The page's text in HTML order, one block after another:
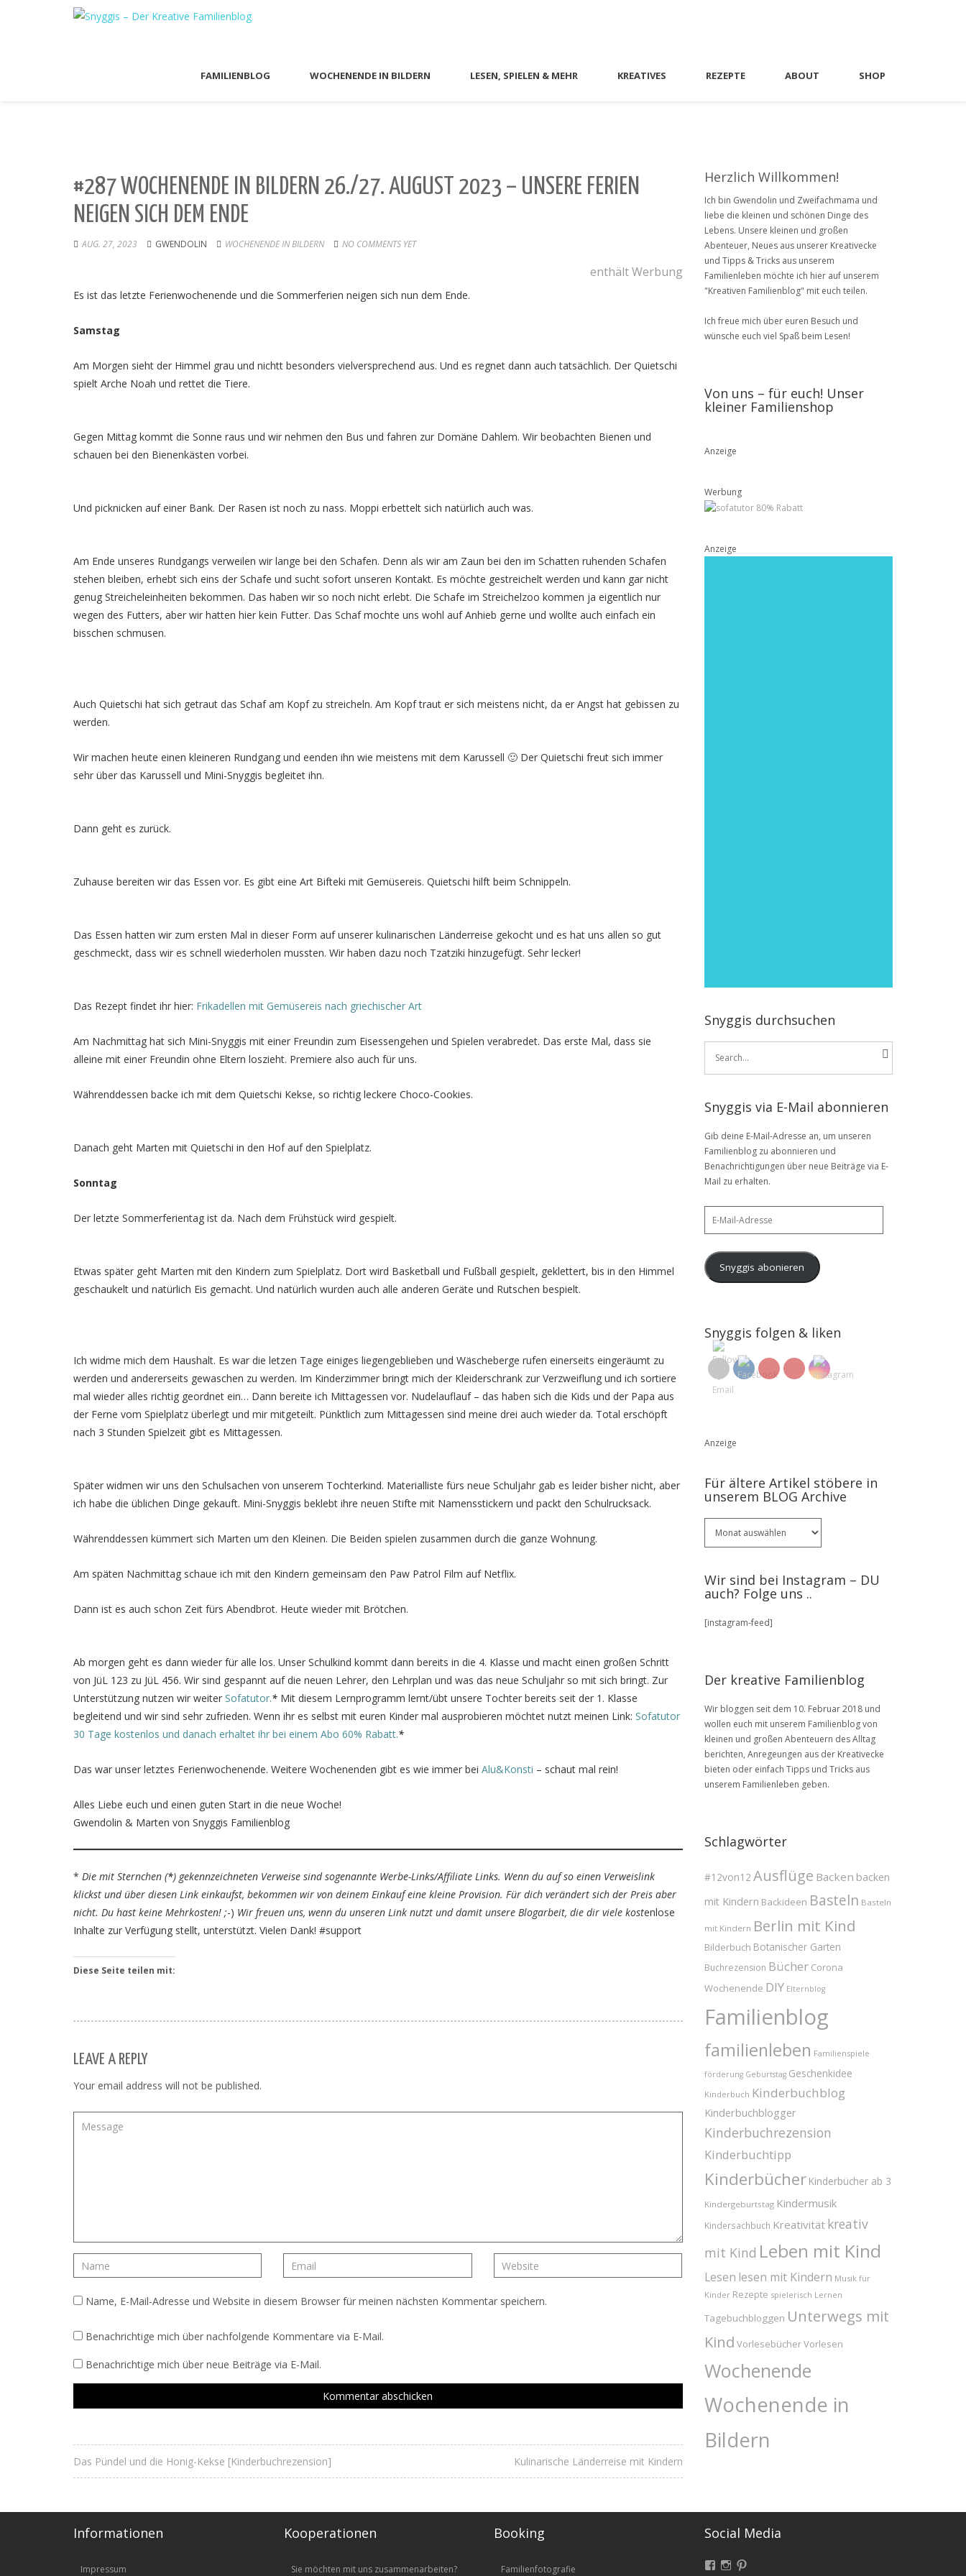
FAMILIENBLOG WOCHENENDE IN BILDERN LESEN, SPIELEN & MEHR KREATIVES REZEPTE ABOUT SHOP
#287 WOCHENENDE IN BILDERN 26./27. AUGUST 2023 – UNSERE FERIEN
NEIGEN SICH DEM ENDE
AUG. 27, 2023 GWENDOLIN WOCHENENDE IN BILDERN NO COMMENTS YET
enthält Werbung
Es ist das letzte Ferienwochenende und die Sommerferien neigen sich nun dem Ende.
Samstag
Am Morgen sieht der Himmel grau und nichtt besonders vielversprechend aus. Und es regnet dann auch tatsächlich. Der Quietschi
spielt Arche Noah und rettet die Tiere.
Gegen Mittag kommt die Sonne raus und wir nehmen den Bus und fahren zur Domäne Dahlem. Wir beobachten Bienen und
schauen bei den Bienenkästen vorbei.
Und picknicken auf einer Bank. Der Rasen ist noch zu nass. Moppi erbettelt sich natürlich auch was.
Am Ende unseres Rundgangs verweilen wir lange bei den Schafen. Denn als wir am Zaun bei den im Schatten ruhenden Schafen
stehen bleiben, erhebt sich eins der Schafe und sucht sofort unseren Kontakt. Es möchte gestreichelt werden und kann gar nicht
genug Streicheleinheiten bekommen. Das haben wir so noch nicht erlebt. Die Schafe im Streichelzoo kommen ja eigentlich nur
wegen des Futters, aber wir hatten hier kein Futter. Das Schaf mochte uns wohl auf Anhieb gerne und wollte auch einfach ein
bisschen schmusen.
Auch Quietschi hat sich getraut das Schaf am Kopf zu streicheln. Am Kopf traut er sich meistens nicht, da er Angst hat gebissen zu
werden.
Wir machen heute einen kleineren Rundgang und eenden ihn wie meistens mit dem Karussell 🙂 Der Quietschi freut sich immer
sehr über das Karussell und Mini-Snyggis begleitet ihn.
Dann geht es zurück.
Zuhause bereiten wir das Essen vor. Es gibt eine Art Bifteki mit Gemüsereis. Quietschi hilft beim Schnippeln.
Das Essen hatten wir zum ersten Mal in dieser Form auf unserer kulinarischen Länderreise gekocht und es hat uns allen so gut
geschmeckt, dass wir es schnell wiederholen mussten. Wir haben dazu noch Tzatziki hinzugefügt. Sehr lecker!
Das Rezept findet ihr hier: Frikadellen mit Gemüsereis nach griechischer Art
Am Nachmittag hat sich Mini-Snyggis mit einer Freundin zum Eisessengehen und Spielen verabredet. Das erste Mal, dass sie
alleine mit einer Freundin ohne Eltern loszieht. Premiere also auch für uns.
Währenddessen backe ich mit dem Quietschi Kekse, so richtig leckere Choco-Cookies.
Danach geht Marten mit Quietschi in den Hof auf den Spielplatz.
Sonntag
Der letzte Sommerferientag ist da. Nach dem Frühstück wird gespielt.
Etwas später geht Marten mit den Kindern zum Spielplatz. Dort wird Basketball und Fußball gespielt, geklettert, bis in den Himmel
geschaukelt und natürlich Eis gemacht. Und natürlich wurden auch alle anderen Geräte und Rutschen bespielt.
Ich widme mich dem Haushalt. Es war die letzen Tage einiges liegengeblieben und Wäscheberge rufen einerseits eingeräumt zu
werden und andererseits gewaschen zu werden. Im Kinderzimmer bringt mich der Kleiderschrank zur Verzweiflung und ich sortiere
mal wieder alles richtig geordnet ein… Dann bereite ich Mittagessen vor. Nudelauflauf – das haben sich die Kids und der Papa aus
der Ferne vom Spielplatz überlegt und mir mitgeteilt. Pünktlich zum Mittagessen sind meine drei auch wieder da. Total erschöpft
nach 3 Stunden Spielzeit gibt es Mittagessen.
Später widmen wir uns den Schulsachen von unserem Tochterkind. Materialliste fürs neue Schuljahr gab es leider bisher nicht, aber
ich habe die üblichen Dinge gekauft. Mini-Snyggis beklebt ihre neuen Stifte mit Namensstickern und packt den Schulrucksack.
Währenddessen kümmert sich Marten um den Kleinen. Die Beiden spielen zusammen durch die ganze Wohnung.
Am späten Nachmittag schaue ich mit den Kindern gemeinsam den Paw Patrol Film auf Netflix.
Dann ist es auch schon Zeit fürs Abendbrot. Heute wieder mit Brötchen.
Ab morgen geht es dann wieder für alle los. Unser Schulkind kommt dann bereits in die 4. Klasse und macht einen großen Schritt
von JüL 123 zu JüL 456. Wir sind gespannt auf die neuen Lehrer, den Lehrplan und was das neue Schuljahr so mit sich bringt. Zur
Unterstützung nutzen wir weiter Sofatutor.* Mit diesem Lernprogramm lernt/übt unsere Tochter bereits seit der 1. Klasse
begleitend und wir sind sehr zufrieden. Wenn ihr es selbst mit euren Kinder mal ausprobieren möchtet nutzt meinen Link: Sofatutor
30 Tage kostenlos und danach erhaltet ihr bei einem Abo 60% Rabatt.*
Das war unser letztes Ferienwochenende. Weitere Wochenenden gibt es wie immer bei Alu&Konsti – schaut mal rein!
Alles Liebe euch und einen guten Start in die neue Woche!
Gwendolin & Marten von Snyggis Familienblog
* Die mit Sternchen (*) gekennzeichneten Verweise sind sogenannte Werbe-Links/Affiliate Links. Wenn du auf so einen Verweislink
klickst und über diesen Link einkaufst, bekommen wir von deinem Einkauf eine kleine Provision. Für dich verändert sich der Preis aber
nicht. Du hast keine Mehrkosten! ;-) Wir freuen uns, wenn du unseren Link nutzt und damit unsere Blogarbeit, die dir viele kostenlose
Inhalte zur Verfügung stellt, unterstützt. Vielen Dank! #support
Diese Seite teilen mit:
LEAVE A REPLY
Your email address will not be published.
Name, E-Mail-Adresse und Website in diesem Browser für meinen nächsten Kommentar speichern.
Benachrichtige mich über nachfolgende Kommentare via E-Mail.
Benachrichtige mich über neue Beiträge via E-Mail.
Das Pündel und die Honig-Kekse [Kinderbuchrezension] Kulinarische Länderreise mit Kindern
Herzlich Willkommen!
Ich bin Gwendolin und Zweifachmama und
liebe die kleinen und schönen Dinge des
Lebens. Unsere kleinen und großen
Abenteuer, Neues aus unserer Kreativecke
und Tipps & Tricks aus unserem
Familienleben möchte ich hier auf unserem
"Kreativen Familienblog" mit euch teilen.
Ich freue mich über euren Besuch und
wünsche euch viel Spaß beim Lesen!
Von uns – für euch! Unser
kleiner Familienshop
Anzeige
Werbung
Anzeige
Snyggis durchsuchen
Search
Snyggis via E-Mail abonnieren
Gib deine E-Mail-Adresse an, um unseren
Familienblog zu abonnieren und
Benachrichtigungen über neue Beiträge via E-
Mail zu erhalten.
Snyggis abonieren
Snyggis folgen & liken
Anzeige
Für ältere Artikel stöbere in
unserem BLOG Archive
ältere
in
unserem
Archive
Wir sind bei Instagram – DU
auch? Folge uns ..
[instagram-feed]
Der kreative Familienblog
Wir bloggen seit dem 10. Februar 2018 und
wollen euch mit unserem Familienblog von
kleinen und großen Abenteuern des Alltag
berichten, Anregeungen aus der Kreativecke
bieten oder einfach Tipps und Tricks aus
unserem Familienleben geben.
Schlagwörter
#12von12 Ausflüge Backen backen
mit Kindern Backideen Basteln Basteln
mit Kindern Berlin mit Kind
Bilderbuch Botanischer Garten
Buchrezension Bücher Corona
Wochenende DIY Elternblog
Familienblog
familienleben Familienspiele
förderung Geburtstag Geschenkidee
Kinderbuch Kinderbuchblog
Kinderbuchblogger
Kinderbuchrezension
Kinderbuchtipp
Kinderbücher Kinderbücher ab 3
Kindergeburtstag Kindermusik
Kindersachbuch Kreativität kreativ
mit Kind Leben mit Kind
Lesen lesen mit Kindern Musik für
Kinder Rezepte spielerisch Lernen
Tagebuchbloggen Unterwegs mit
Kind VorlesebücherVorlesen
Wochenende
Wochenende in
Bildern
Informationen
Impressum
Kooperationen
Sie möchten mit uns zusammenarbeiten?
Booking
Familienfotografie
Social Media
Facebook
Instagram
Pinterest